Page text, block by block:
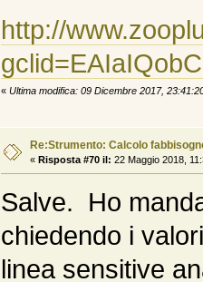
http://
« Ultima modifica: 09 Dicembre 2017,
Re:Strumento: Calcolo
« Risposta #70 il: 22 Maggio 2018,
Salve. Ho
chiedendo i
linea sensitive